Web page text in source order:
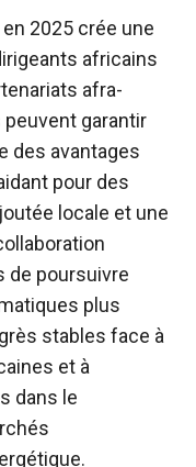
2025 crée une
africains
afra-
garantir
des avantages
pour des
locale et une
de poursuivre
plus
stables face à
et à
dans le